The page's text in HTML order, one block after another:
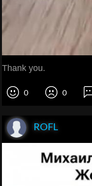
Thank you.
0 0
ROFL